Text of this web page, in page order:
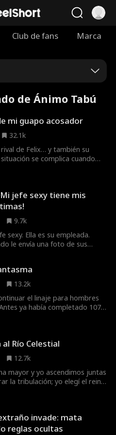
Club de fans Marca
de Ánimo Tabú
mi guapo acosador
32.1k
de Felix… y también su
se complica cuando
sus sentimientos por Felix
su trabajo como niñera?
jefe sexy tiene mis
9.7k
sexy. Ella es su empleada.
le envía una foto de sus
arriba.
13.2k
el linaje para hombres
ya había completado 107
y conocí a mi "esposo"
Río Celestial
12.7k
mayor y yo ascendimos juntas
la tribulación; yo elegí el reino
sus huesos inmortales y
todo para convertirse en su
invade: mata
reglas ocultas